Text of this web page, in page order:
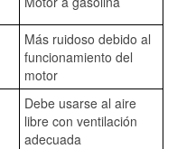
Más ruidoso debido al
funcionamiento del
motor
Debe usarse al aire
libre con ventilación
adecuada